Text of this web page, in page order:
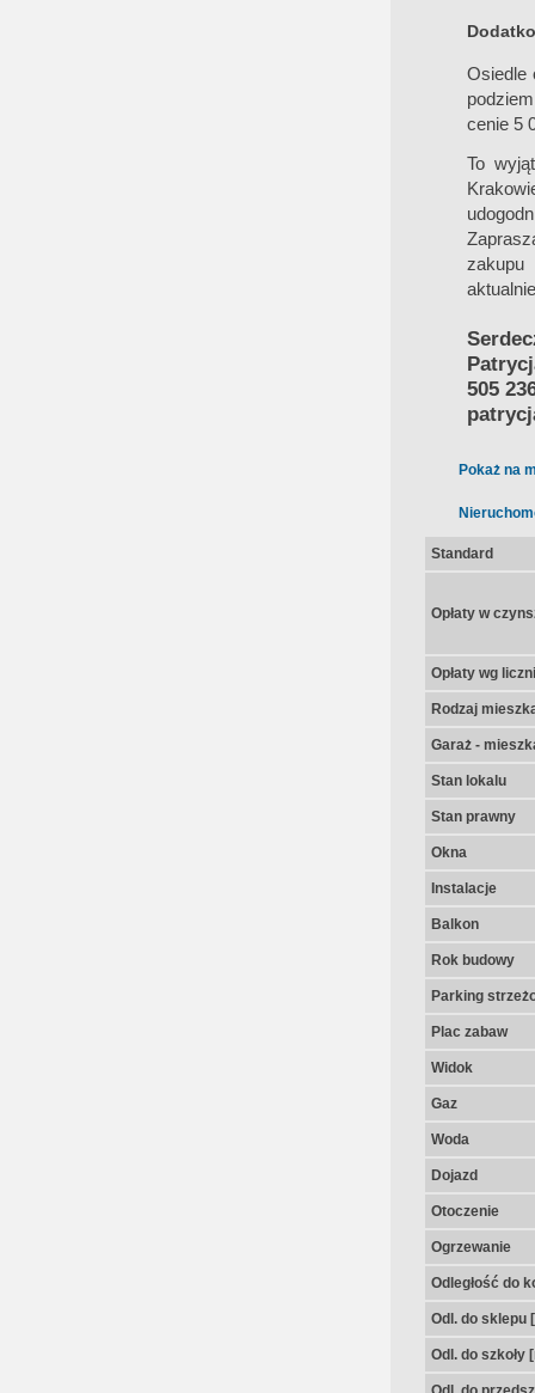
Osiedle
cenie 5
To
505
Pokaż na
Standard
Opłaty w
Opłaty wg
Rodzaj
Garaż -
Stan lokalu
Stan prawny
Okna
Instalacje
Balkon
Rok budowy
Parking
Plac zabaw
Widok
Gaz
Woda
Dojazd
Otoczenie
Ogrzewanie
Odległość do
Odl. do sklepu
Odl. do szkoły